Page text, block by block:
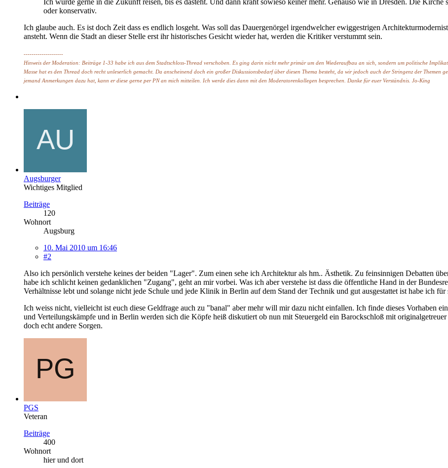
Ich würde gerne in die Zukunft reisen, bis es dasteht. Und dann kräht sowieso keiner mehr. Genauso wie in Dresden. Die
oder konservativ.
Ich glaube auch. Es ist doch Zeit dass es endlich losgeht. Was soll das Dauergenörgel irgendwelcher ewiggestrigen
ansteht. Wenn die Stadt an dieser Stelle erst ihr historisches Gesicht wieder hat, werden die Kritiker verstummt sein.
--------------------
Hinweis der Moderation: Beiträge 1-33 habe ich aus dem Stadtschloss-Thread verschoben. Es ging darin nicht mehr primär um den Wiederaufbau an sich, sondern um politische
Masse hat es den Thread doch recht unleserlich gemacht. Da anscheinend doch ein großer Diskussionsbedarf über diesen Thema besteht, da wir jedoch auch der Stringenz der Themen
jemand Anmerkungen dazu hat, kann er diese gerne per PN an mich mitteilen. Ich werde dies dann mit den Moderatorenkollegen besprechen. Danke für euer Verständnis. Jo-King
Augsburger
Wichtiges Mitglied
Beiträge
120
Wohnort
Augsburg
10. Mai 2010 um 16:46
#2
Also ich persönlich verstehe keines der beiden "Lager". Zum einen sehe ich Architektur als hm.. Ästhetik. Zu feinsinnigen Debatten
habe ich schlicht keinen gedanklichen "Zugang", geht an mir vorbei. Was ich aber verstehe ist dass die öffentliche Hand in der
Verhältnisse lebt und solange nicht jede Schule und jede Klinik in Berlin auf dem Stand der Technik und gut ausgestattet ist habe ich
Ich weiss nicht, vielleicht ist euch diese Geldfrage auch zu "banal" aber mehr will mir dazu nicht einfallen. Ich finde dieses Vorhaben
und Verteilungskämpfe und in Berlin werden sich die Köpfe heiß diskutiert ob nun mit Steuergeld ein Barockschloß mit
doch echt andere Sorgen.
PGS
Veteran
Beiträge
400
Wohnort
hier und dort